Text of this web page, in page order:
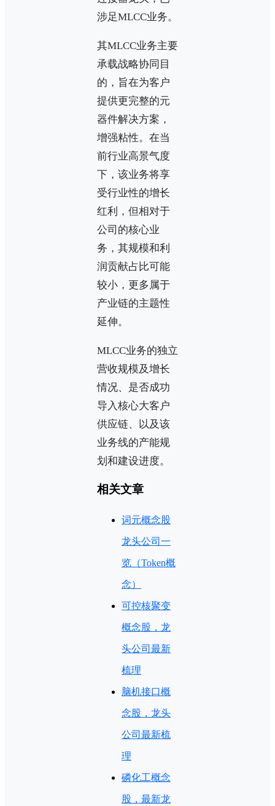
涉足MLCC业务。
其MLCC业务主要
承载战略协同目
的，旨在为客户
提供更完整的元
器件解决方案，
增强粘性。在当
前行业高景气度
下，该业务将享
受行业性的增长
红利，但相对于
公司的核心业
务，其规模和利
润贡献占比可能
较小，更多属于
产业链的主题性
延伸。
MLCC业务的独立
营收规模及增长
情况、是否成功
导入核心大客户
供应链、以及该
业务线的产能规
划和建设进度。
相关文章
词元概念股
龙头公司一
览（Token概
念）
可控核聚变
概念股，龙
头公司最新
梳理
脑机接口概
念股，龙头
公司最新梳
理
磷化工概念
股，最新龙